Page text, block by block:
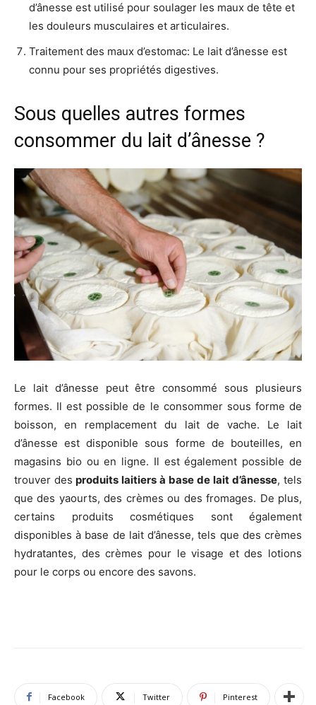
d’ânesse est utilisé pour soulager les maux de tête et
les douleurs musculaires et articulaires.
Traitement des maux d’estomac: Le lait d’ânesse est
connu pour ses propriétés digestives.
Sous quelles autres formes
consommer du lait d’ânesse ?
Le lait d’ânesse peut être consommé sous plusieurs
formes. Il est possible de le consommer sous forme de
boisson, en remplacement du lait de vache. Le lait
d’ânesse est disponible sous forme de bouteilles, en
magasins bio ou en ligne. Il est également possible de
trouver des produits laitiers à base de lait d’ânesse, tels
que des yaourts, des crèmes ou des fromages. De plus,
certains produits cosmétiques sont également
disponibles à base de lait d’ânesse, tels que des crèmes
hydratantes, des crèmes pour le visage et des lotions
pour le corps ou encore des savons.
Facebook Twitter Pinterest